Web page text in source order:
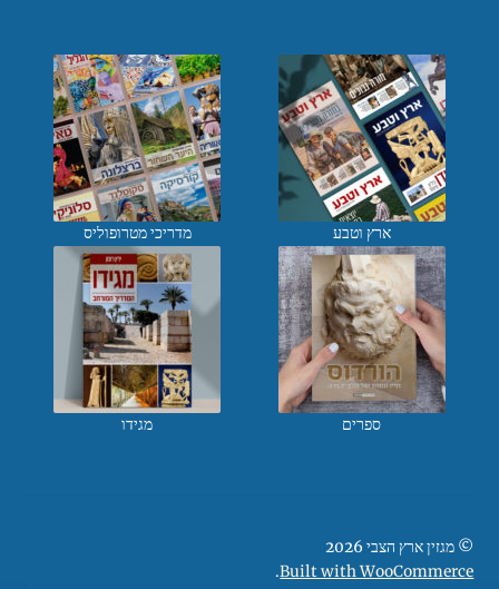
ארץ וטבע מדריכי מטרופוליס
ספרים מגידו
© מגזין ארץ הצבי 2026
Built with WooCommerce
.